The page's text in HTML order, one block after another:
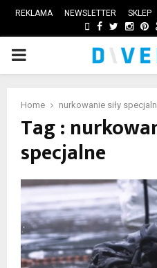
REKLAMA NEWSLETTER SKLEP
FACEBOOK
PRIMARY
Home nurkowanie siły
Tag :
specjalne